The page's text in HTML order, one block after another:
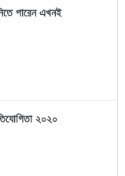
পারেন এখনই
২০২০